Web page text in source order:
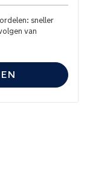
sneller
van